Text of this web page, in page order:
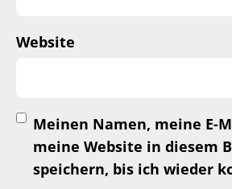
Website
Meinen Namen, meine E-
meine Website in diesem
speichern, bis ich wieder